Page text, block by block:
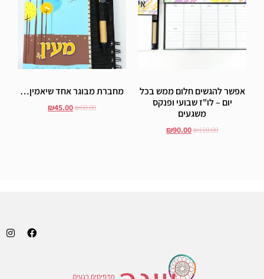
אפשר להגשים חלום ממש בכל
יום – לו"ז שבועי ופנקס
משגעים
₪110.00
₪90.00
מחברת מבוגר אחד שיאמין…
₪60.00
₪45.00